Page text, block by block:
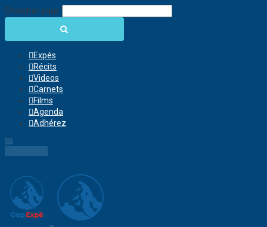
Chercher pour:
Expés
Récits
Videos
Carnets
Films
Agenda
Adhérez